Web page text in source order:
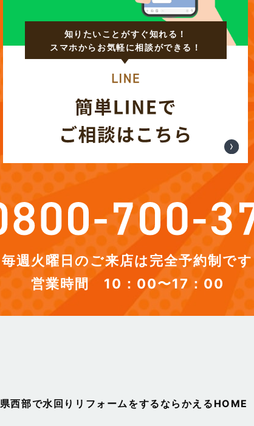
知りたいことがすぐ知れる！
スマホからお気軽に相談ができる！
毎週火曜日のご来店は完全予約制です
営業時間 10：00〜17：00
西部で水回りリフォームをするならかえるHOME